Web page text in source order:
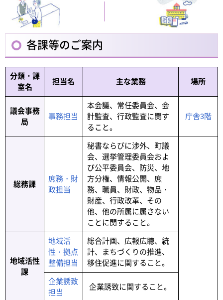
各課等のご案内
分類・課
室名
担当名 主な業務 場所
議会事務
局
事務担当
本会議、常任委員会、会
計監査、行政監査に関す
ること。
庁舎3階
総務課
庶務・財
政担当
秘書ならびに渉外、町議
会、選挙管理委員会およ
び公平委員会、防災、地
方分権、情報公開、庶
務、職員、財政、物品・
財産、行政改革、その
他、他の所属に属さない
ことに関すること。
地域活性
課
地域活
性・拠点
整備担当
総合計画、広報広聴、統
計、まちづくりの推進、
移住促進に関すること。
企業誘致
担当
企業誘致に関すること。